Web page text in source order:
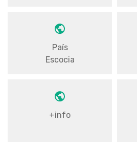
País
Escocia
+info